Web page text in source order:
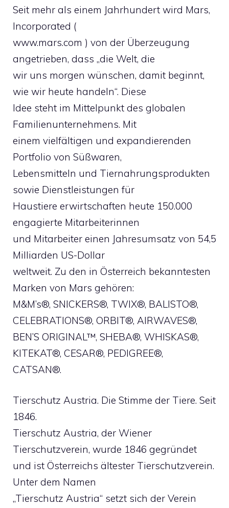
Seit mehr als einem Jahrhundert wird Mars,
Incorporated (
www.mars.com ) von der Überzeugung
angetrieben, dass „die Welt, die
wir uns morgen wünschen, damit beginnt,
wie wir heute handeln“. Diese
Idee steht im Mittelpunkt des globalen
Familienunternehmens. Mit
einem vielfältigen und expandierenden
Portfolio von Süßwaren,
Lebensmitteln und Tiernahrungsprodukten
sowie Dienstleistungen für
Haustiere erwirtschaften heute 150.000
engagierte Mitarbeiterinnen
und Mitarbeiter einen Jahresumsatz von 54,5
Milliarden US-Dollar
weltweit. Zu den in Österreich bekanntesten
Marken von Mars gehören:
M&M’s®, SNICKERS®, TWIX®, BALISTO®,
CELEBRATIONS®, ORBIT®, AIRWAVES®,
BEN’S ORIGINAL™, SHEBA®, WHISKAS®,
KITEKAT®, CESAR®, PEDIGREE®,
CATSAN®.
Tierschutz Austria. Die Stimme der Tiere. Seit
1846.
Tierschutz Austria, der Wiener
Tierschutzverein, wurde 1846 gegründet
und ist Österreichs ältester Tierschutzverein.
Unter dem Namen
„Tierschutz Austria“ setzt sich der Verein